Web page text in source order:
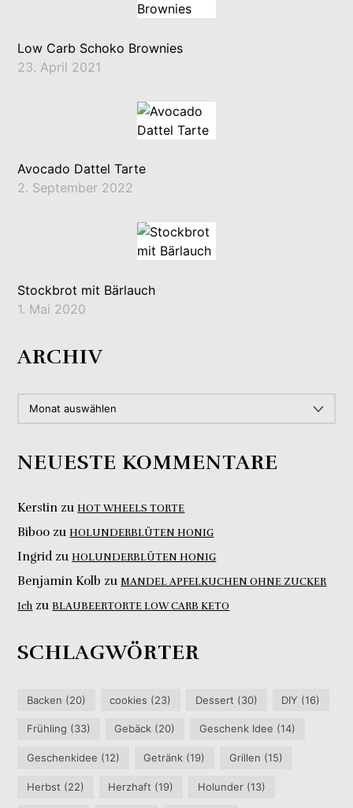
Low Carb Schoko Brownies
23. April 2021
Avocado Dattel Tarte
2. September 2022
Stockbrot mit Bärlauch
1. Mai 2020
ARCHIV
NEUESTE KOMMENTARE
Kerstin zuHOT WHEELS TORTE
Biboo zuHOLUNDERBLÜTEN HONIG
IngridzuHOLUNDERBLÜTEN HONIG
Benjamin Kolb zuMANDEL APFELKUCHEN OHNE ZUCKER
Ich zuBLAUBEERTORTE LOW CARB KETO
SCHLAGWÖRTER
Backen (20) cookies (23) Dessert (30) DIY (16)
Frühling (33) Gebäck (20) Geschenk Idee (14)
Geschenkidee (12) Getränk (19) Grillen (15)
Herbst (22) Herzhaft (19) Holunder(13)